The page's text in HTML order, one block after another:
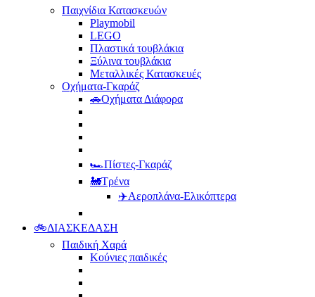
Παιχνίδια Κατασκευών
Playmobil
LEGO
Πλαστικά τουβλάκια
Ξύλινα τουβλάκια
Μεταλλικές Κατασκευές
Οχήματα-Γκαράζ
🚗Οχήματα Διάφορα
🏎️Πίστες-Γκαράζ
🚂Τρένα
✈️Αεροπλάνα-Ελικόπτερα
🚲ΔΙΑΣΚΕΔΑΣΗ
Παιδική Χαρά
Κούνιες παιδικές